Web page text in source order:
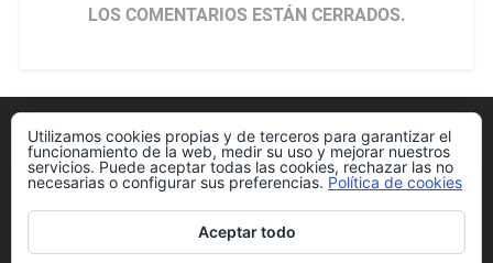
LOS COMENTARIOS ESTÁN CERRADOS.
Política de cookies
Utilizamos cookies propias y de terceros para garantizar el
funcionamiento de la web, medir su uso y mejorar nuestros
servicios. Puede aceptar todas las cookies, rechazar las no
necesarias o configurar sus preferencias. Política de cookies
Aceptar todo